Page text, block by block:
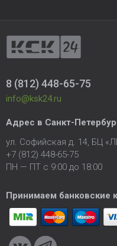
8 (812) 448-65-75
info@ksk24.ru
Адрес в Санкт-
ул. Софийская д. 14, БЦ
+7 (812) 448-65-75
ПН — ПТ с 9:00 до 18:00
Принимаем банковские